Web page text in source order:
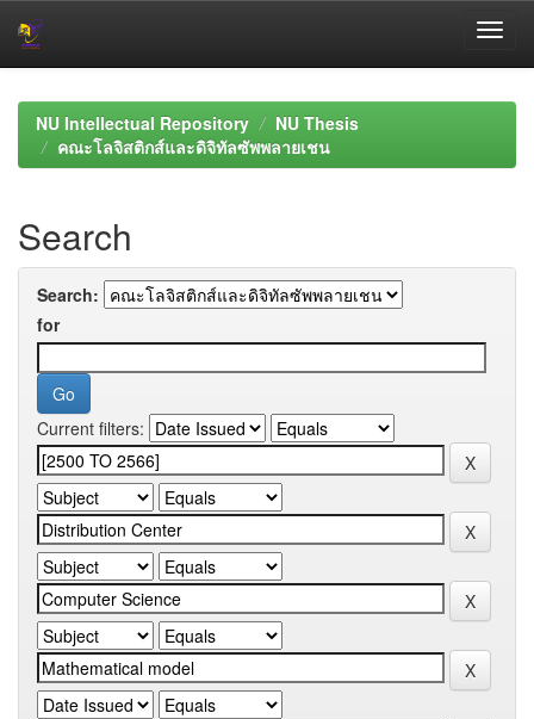
navigationNU Intellectual Repository
NU Thesis
คณะโลจิสติกส์และดิจิทัลซัพพลายเชน
Search
Search:
for
Current filters: